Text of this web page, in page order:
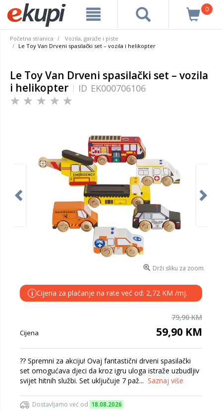
0
Početna stranica
Vozila, garaže i piste
Le Toy Van Drveni spasilački set – vozila i helikopter
Le Toy Van Drveni spasilački set – vozila
i helikopter
ID EK000706106
Drži sliku za zoom
i Cijena za plaćanje na rate već od: 2,72 KM /mj.
79,90 KM
Cijena 59,90 KM
?? Spremni za akciju! Ovaj fantastični drveni spasilački
set omogućava djeci da kroz igru uloga istraže uzbudljiv
svijet hitnih službi. Set uključuje 7 paž... Saznaj više
Dostavljamo već od 18.08.2026